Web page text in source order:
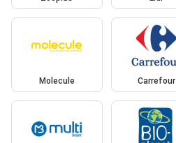
Molecule Carrefour